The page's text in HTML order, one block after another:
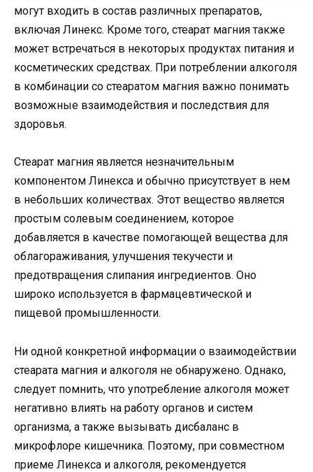
могут входить в состав различных препаратов,
включая Линекс. Кроме того, стеарат магния также
может встречаться в некоторых продуктах питания и
косметических средствах. При потреблении алкоголя
в комбинации со стеаратом магния важно понимать
возможные взаимодействия и последствия для
здоровья.
Стеарат магния является незначительным
компонентом Линекса и обычно присутствует в нем
в небольших количествах. Этот вещество является
простым солевым соединением, которое
добавляется в качестве помогающей вещества для
облагораживания, улучшения текучести и
предотвращения слипания ингредиентов. Оно
широко используется в фармацевтической и
пищевой промышленности.
Ни одной конкретной информации о взаимодействии
стеарата магния и алкоголя не обнаружено. Однако,
следует помнить, что употребление алкоголя может
негативно влиять на работу органов и систем
организма, а также вызывать дисбаланс в
микрофлоре кишечника. Поэтому, при совместном
приеме Линекса и алкоголя, рекомендуется